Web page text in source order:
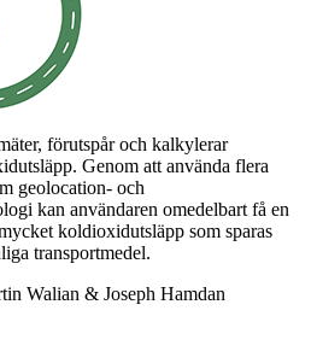
förutspår och kalkylerar
Genom att använda flera
geolocation- och
kan användaren omedelbart få en
koldioxidutsläpp som sparas
transportmedel.
Walian & Joseph Hamdan